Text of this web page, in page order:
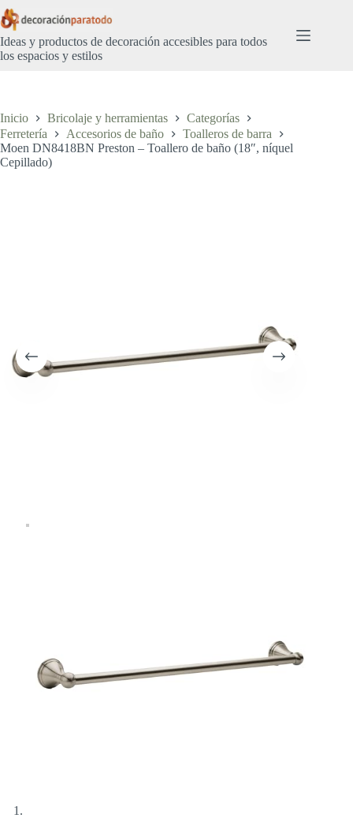
Saltar
al
contenido
Ideas y productos de decoración accesibles para todos
los espacios y estilos
Inicio Bricolaje y herramientas
Categorías
Ferretería
Accesorios de baño
Toalleros de barra
Moen DN8418BN Preston – Toallero de baño (18″, níquel
Cepillado)